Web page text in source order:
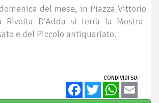
del mese, in Piazza Vittorio
Rivolta D'Adda si terrà la Mostra-
e del Piccolo antiquariato.
CONDIVIDI SU:
FacebookTwitter WhatsApp